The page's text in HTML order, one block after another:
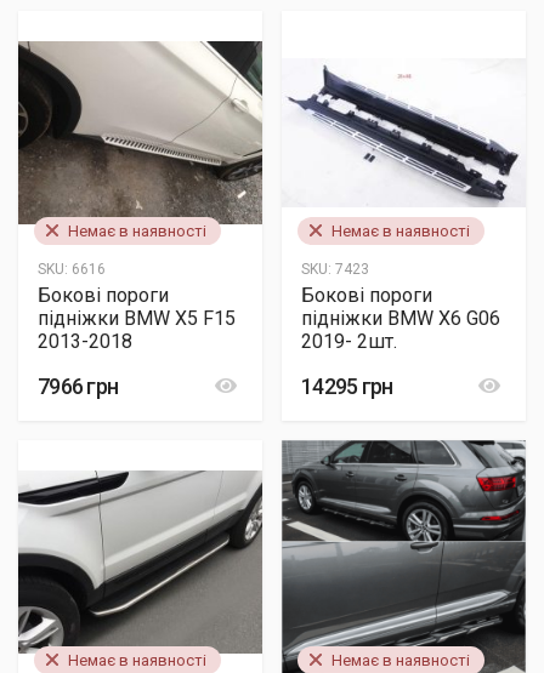
Немає в наявності
SKU: 6616
Бокові пороги
підніжки BMW X5 F15
2013-2018
7966 грн
Немає в наявності
SKU: 7423
Бокові пороги
підніжки BMW X6 G06
2019- 2шт.
14295 грн
Немає в наявності Немає в наявності